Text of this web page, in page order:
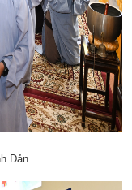
Đản